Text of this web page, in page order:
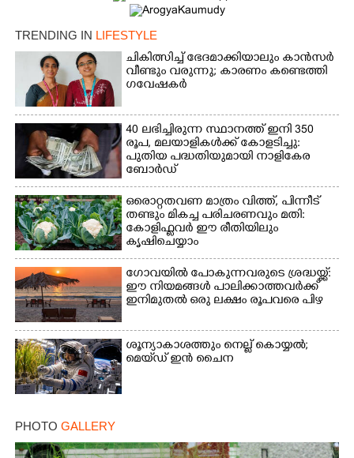
TRENDING IN LIFESTYLE
ചികിത്സിച്ച് ഭേദമാക്കിയാലും കാൻസർ
വീണ്ടും വരുന്നു; കാരണം കണ്ടെത്തി
ഗവേഷകർ
40 ലഭിച്ചിരുന്ന സ്ഥാനത്ത് ഇനി 350
രൂപ, മലയാളികൾക്ക് കോളടിച്ചു:
പുതിയ പദ്ധതിയുമായി നാളികേര
ബോർഡ്
ഒരൊറ്റതവണ മാത്രം വിത്ത്, പിന്നീട്
തണ്ടും മികച്ച പരിചരണവും മതി:
കോളിഫ്ലവർ ഈ രീതിയിലും
കൃഷിചെയ്യാം
ഗോവയിൽ പോകുന്നവരുടെ ശ്രദ്ധയ്ക്ക്:
ഈ നിയമങ്ങൾ പാലിക്കാത്തവർക്ക്
ഇനിമുതൽ ഒരു ലക്ഷം രൂപവരെ പിഴ
ശൂന്യാകാശത്തും നെല്ല് കൊയ്യൽ;
മെയ്‌ഡ് ഇൻ ചൈന
PHOTO GALLERY
Copy Link